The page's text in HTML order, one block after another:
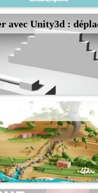
avec Unity3d :